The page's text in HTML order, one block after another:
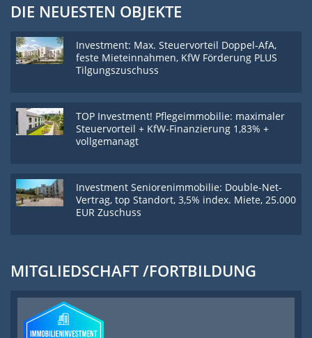
DIE NEUESTEN OBJEKTE
Investment: Max. Steuervorteil Doppel-AfA,
feste Mieteinnahmen, KfW Förderung PLUS
Tilgungszuschuss
TOP Investment! Pflegeimmobilie: maximaler
Steuervorteil + KfW-Finanzierung 1,83% +
vollgemanagt
Investment Seniorenimmobilie: Double-Net-
Vertrag, top Standort, 3,5% index. Miete, 25.000
EUR Zuschuss
MITGLIEDSCHAFT /FORTBILDUNG